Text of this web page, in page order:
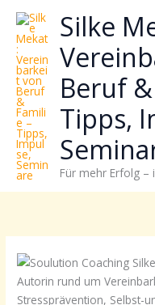
Zum
Inhalt
springen
Silke
Beruf
Tipps,
Für mehr Erfolg –
wie
sich
Stress
reduzieren
Energie
gezielter
einsetzen
lässt?
Einfach